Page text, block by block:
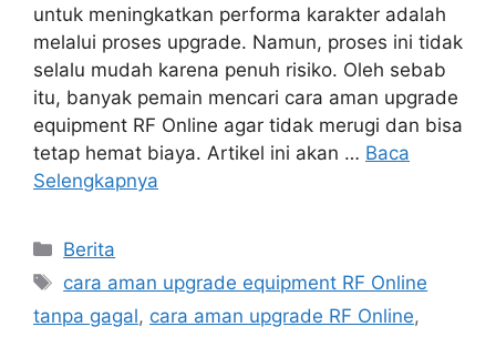
untuk meningkatkan performa karakter adalah
melalui proses upgrade. Namun, proses ini tidak
selalu mudah karena penuh risiko. Oleh sebab
itu, banyak pemain mencari cara aman upgrade
equipment RF Online agar tidak merugi dan bisa
tetap hemat biaya. Artikel ini akan … Baca
Selengkapnya
Kategori
Berita
Tag
cara aman upgrade equipment RF Online
tanpa gagal, cara aman upgrade RF Online,